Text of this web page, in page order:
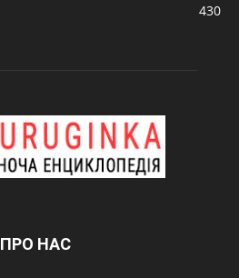
430
ПРО НАС